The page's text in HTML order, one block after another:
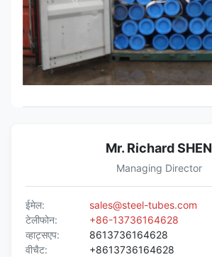
Mr. Richard SHEN
Managing Director
ईमेल:
sales@steel-tubes.com
टेलीफोन:
+86-13736164628
व्हाट्सएप:
8613736164628
वीचैट:
+8613736164628